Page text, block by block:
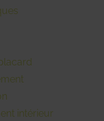
intérieur